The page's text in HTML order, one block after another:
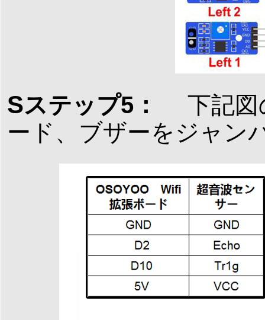
Sステップ5：
下記
ード、ブザーをジャン